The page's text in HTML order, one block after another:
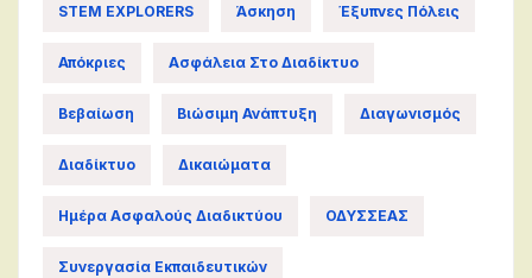
STEM EXPLORERS Άσκηση Έξυπνες Πόλεις
Απόκριες Ασφάλεια Στο Διαδίκτυο
Βεβαίωση Βιώσιμη Ανάπτυξη Διαγωνισμός
Διαδίκτυο Δικαιώματα
Ημέρα Ασφαλούς Διαδικτύου ΟΔΥΣΣΕΑΣ
Συνεργασία Εκπαιδευτικών